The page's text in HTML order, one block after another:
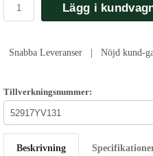
Lägg i
Snabba Leveranser | Nöjd kund-
Tillverkningsnummer:
Beskrivning